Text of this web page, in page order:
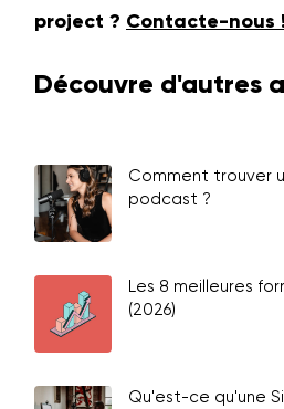
project ? Contacte-nous !
Découvre d'autres
Comment trouver
podcast ?
Les 8 meilleures
(2026)
Qu'est-ce qu'une